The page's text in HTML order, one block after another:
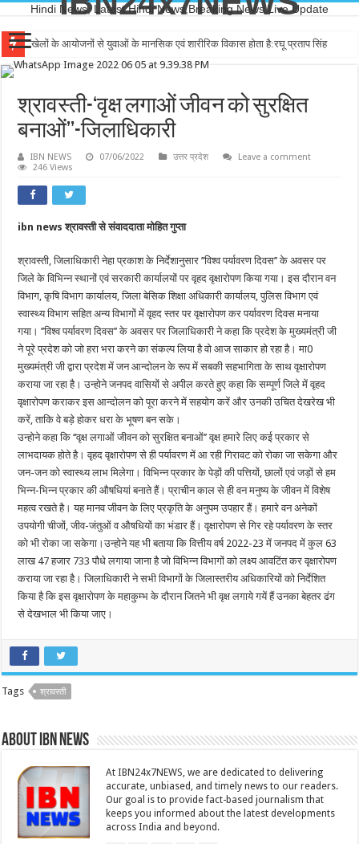
Hindi News, Latest Hindi News,Breaking News,Live Update
खेलों के आयोजनों से युवाओं के मानसिक एवं शारीरिक विकास होता है:रघू प्रताप सिंह
श्रावस्ती-‘वृक्ष लगाओं जीवन को सुरक्षित
बनाओं’’-जिलाधिकारी
IBN NEWS 07/06/2022 उत्तर प्रदेश
Leave a comment
246 Views
ibn news श्रावस्ती से संवाददाता मोहित गुप्ता
श्रावस्ती, जिलाधिकारी नेहा प्रकाश के निर्देशानुसार ’’विश्व पर्यावरण दिवस’’ के अवसर पर
जिले के विभिन्न स्थानों एवं सरकारी कार्यालयों पर वृहद वृक्षारोपण किया गया। इस दौरान वन
विभाग, कृषि विभाग कार्यालय, जिला बेसिक शिक्षा अधिकारी कार्यालय, पुलिस विभाग एवं
स्वास्थ्य विभाग सहित अन्य विभागों में वृहद स्तर पर वृक्षारोपण कर पर्यावरण दिवस मनाया
गया। ’’विश्व पर्यावरण दिवस’’ के अवसर पर जिलाधिकारी ने कहा कि प्रदेश के मुख्यमंत्री जी
ने पूरे प्रदेश को जो हरा भरा करने का संकल्प लिया है वो आज साकार हो रहा है। मा0
मुख्यमंत्री जी द्वारा प्रदेश में जन आन्दोलन के रूप में सबकी सहभागिता के साथ वृक्षारोपण
कराया जा रहा है। उन्होने जनपद वासियों से अपील करते हुए कहा कि सम्पूर्ण जिले में वृहद
वृक्षारोपण कराकर इस आन्दोलन को पूरा करने में सहयोग करें और उनकी उचित देखरेख भी
करें, ताकि वे बड़े होकर धरा के भूषण बन सके।
उन्होने कहा कि ‘‘वृक्ष लगाओं जीवन को सुरक्षित बनाओं’’ वृक्ष हमारे लिए कई प्रकार से
लाभदायक होते है। वृहद वृक्षारोपण से ही पर्यावरण में आ रही गिरावट को रोका जा सकेगा और
जन-जन को स्वास्थ्य लाभ मिलेगा। विभिन्न प्रकार के पेड़ों की पत्तियों, छालों एवं जड़ों से हम
भिन्न-भिन्न प्रकार की औषधियां बनाते हैं। प्राचीन काल से ही वन मनुष्य के जीवन में विशेष
महत्व रखते है। यह मानव जीवन के लिए प्रकृति के अनुपम उपहार हैं। हमारे वन अनेकों
उपयोगी चीजों, जीव-जंतुओं व औषधियों का भंडार हैं। वृक्षारोपण से गिर रहे पर्यावरण के स्तर
को भी रोका जा सकेगा।उन्होने यह भी बताया कि वित्तीय वर्ष 2022-23 में जनपद में कुल 63
लाख 47 हजार 733 पौधे लगाया जाना है जो विभिन्न विभागों को लक्ष्य आवटिंत कर वृक्षारोपण
कराया जा रहा है। जिलाधिकारी ने सभी विभागों के जिलास्तरीय अधिकारियों को निर्देशित
किया है कि इस वृक्षारोपण के महाकुम्भ के दौरान जितने भी वृक्ष लगाये गयें हैं उनका बेहतर ढंग
से देखभाल भी किया जाए।
Tags श्रावस्ती
About IBN NEWS
At IBN24x7NEWS, we are dedicated to delivering
accurate, unbiased, and timely news to our readers.
Our goal is to provide fact-based journalism that
keeps you informed about the latest developments
across India and beyond.